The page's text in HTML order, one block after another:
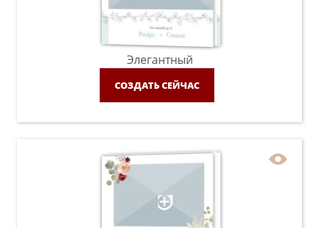
Элегантный
СОЗДАТЬ СЕЙЧАС